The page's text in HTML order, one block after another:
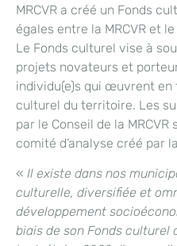
MRCVR a créé un Fonds
égales entre la MRCVR et
Le Fonds culturel vise à
projets novateurs et
individu(e)s qui œuvrent
culturel du territoire. Les
par le Conseil de la
comité d’analyse créé par
« Il existe dans nos
culturelle, diversifiée et
développement
biais de son Fonds culturel